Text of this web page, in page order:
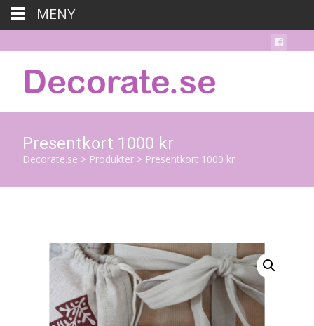
Presentkort 1000 kr
Decorate.se > Produkter > Presentkort 1000 kr
MENY